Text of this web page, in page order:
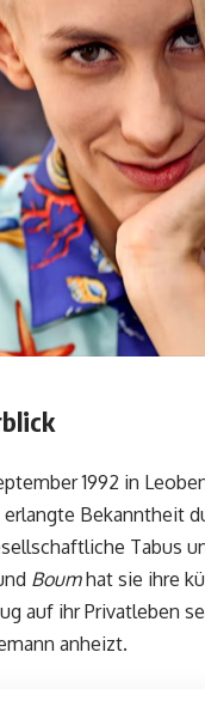
1992 in
Bekanntheit
Tabus
Boumhat sie ihre
auf ihr Privatleben
anheizt.